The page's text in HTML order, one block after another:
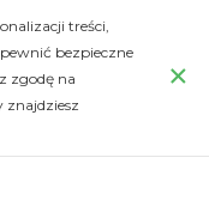
treści,
bezpieczne
zgodę na
znajdziesz
×